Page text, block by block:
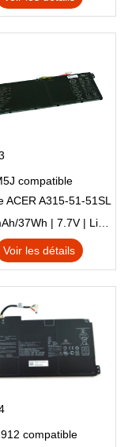
compatible
ACER A315-51-51SL
SERIES
4810mAh/37Wh | 7.7V | Li-ion ...
Voir les détails
compatible